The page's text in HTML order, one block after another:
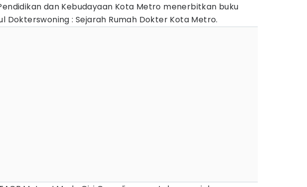
dan Kebudayaan Kota Metro menerbitkan buku
Dokterswoning : Sejarah Rumah Dokter Kota Metro.